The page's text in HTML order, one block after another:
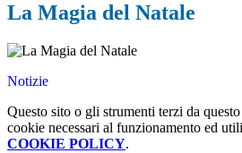
La Magia del Natale
Notizie
Questo sito o gli strumenti terzi da
cookie necessari al funzionamento ed
COOKIE POLICY.